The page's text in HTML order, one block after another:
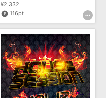
音素材の制作・ ライセンス提供
¥2,332
116pt